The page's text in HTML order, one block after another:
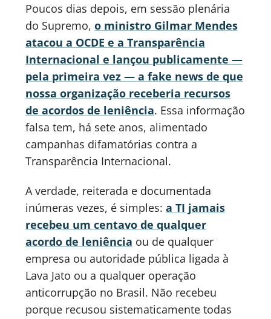
Poucos dias depois, em sessão plenária
do Supremo, o ministro Gilmar Mendes
atacou a OCDE e a Transparência
Internacional e lançou publicamente —
pela primeira vez — a fake news de que
nossa organização receberia recursos
de acordos de leniência. Essa informação
falsa tem, há sete anos, alimentado
campanhas difamatórias contra a
Transparência Internacional.
A verdade, reiterada e documentada
inúmeras vezes, é simples: a TI jamais
recebeu um centavo de qualquer
acordo de leniência ou de qualquer
empresa ou autoridade pública ligada à
Lava Jato ou a qualquer operação
anticorrupção no Brasil. Não recebeu
porque recusou sistematicamente todas